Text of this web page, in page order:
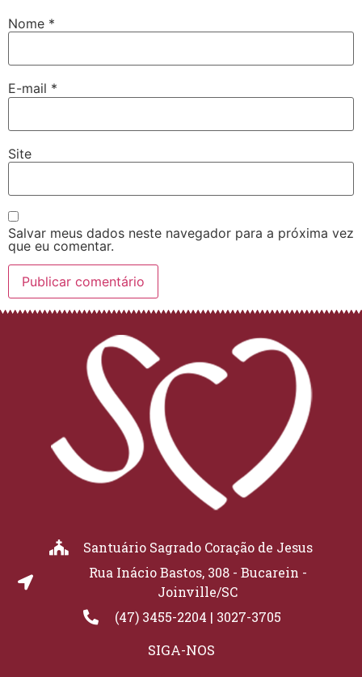
Nome *
E-mail *
Site
Salvar meus dados neste navegador para a próxima vez
que eu comentar.
Santuário Sagrado Coração de Jesus
Rua Inácio Bastos, 308 - Bucarein -
Joinville/SC
(47) 3455-2204 | 3027-3705
SIGA-NOS